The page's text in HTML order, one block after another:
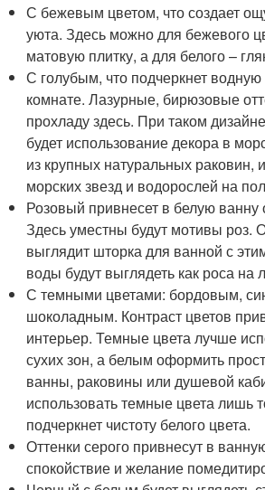
С бежевым цветом, что создает
уюта. Здесь можно для бежевого
матовую плитку, а для белого –
С голубым, что подчеркнет
комнате. Лазурные, бирюзовые
прохладу здесь. При таком
будет использование декора в
из крупных натуральных раковин,
морских звезд и водорослей на
Розовый привнесет в белую
Здесь уместны будут мотивы роз.
выглядит шторка для ванной с
воды будут выглядеть как роса на
С темными цветами: бордовым,
шоколадным. Контраст цветов
интерьер. Темные цвета лучше
сухих зон, а белым оформить
ванны, раковины или душевой
использовать темные цвета лишь
подчеркнет чистоту белого цвета.
Оттенки серого привнесут в
спокойствие и желание